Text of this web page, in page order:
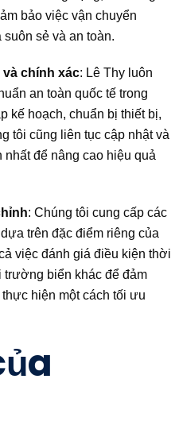
bảo việc vận chuyển
sẻ và an toàn.
và chính xác: Lê Thy luôn
an toàn quốc tế trong
kế hoạch, chuẩn bị thiết bị,
tôi cũng liên tục cập nhật và
để nâng cao hiệu quả
: Chúng tôi cung cấp các
trên đặc điểm riêng của
việc đánh giá điều kiện thời
trường biển khác để đảm
hiện một cách tối ưu